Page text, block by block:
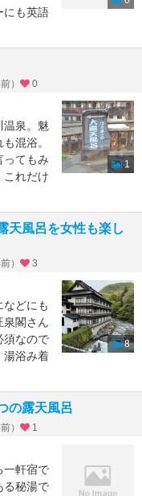
にも英語
） 0
温泉。魅
混浴。
ってもみ
これだけ
1
天風呂を女性も楽し
） 3
などにも
泉閣さん
須なので
湯浴み着
8
の露天風呂
） 1
一軒宿で
る秘湯で